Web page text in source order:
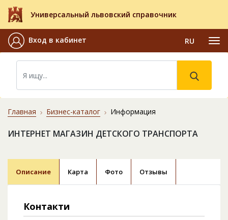
Универсальный львовский справочник
Вход в кабинет RU
Главная Бизнес-каталог Информация
ИНТЕРНЕТ МАГАЗИН ДЕТСКОГО ТРАНСПОРТА
Описание Карта Фото Отзывы
Контакти